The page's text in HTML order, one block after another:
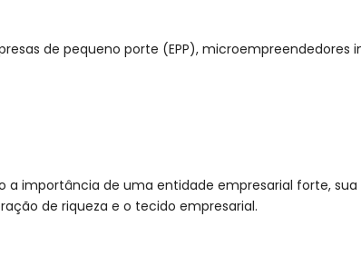
de pequeno porte (EPP), microempreendedores
a importância de uma entidade empresarial forte,
de riqueza e o tecido empresarial.